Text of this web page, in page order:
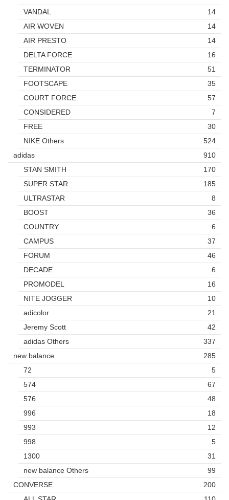
VANDAL
14
AIR WOVEN
14
AIR PRESTO
14
DELTA FORCE
16
TERMINATOR
51
FOOTSCAPE
35
COURT FORCE
57
CONSIDERED
7
FREE
30
NIKE Others
524
adidas
910
STAN SMITH
170
SUPER STAR
185
ULTRASTAR
8
BOOST
36
COUNTRY
6
CAMPUS
37
FORUM
46
DECADE
6
PROMODEL
16
NITE JOGGER
10
adicolor
21
Jeremy Scott
42
adidas Others
337
new balance
285
72
5
574
67
576
48
996
18
993
12
998
5
1300
31
new balance Others
99
CONVERSE
200